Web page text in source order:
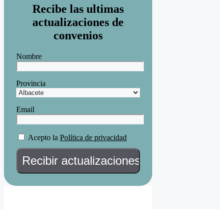
Recibe las ultimas
actualizaciones de
convenios
Nombre
Provincia
Email
Acepto la Política de privacidad